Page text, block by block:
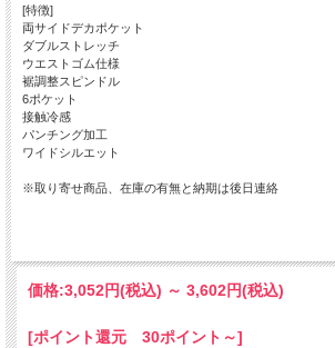
[特徴]
両サイドデカポケット
ダブルストレッチ
ウエストゴム仕様
裾調整スピンドル
6ポケット
接触冷感
パンチング加工
ワイドシルエット
※取り寄せ商品、在庫の有無と納期は後日連絡
価格:3,052円(税込) ～ 3,602円(税込)
[ポイント還元 30ポイント～]